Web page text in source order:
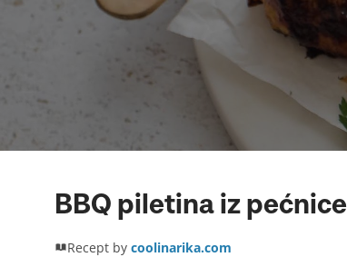
BBQ piletina iz pećnice
Recept by coolinarika.com